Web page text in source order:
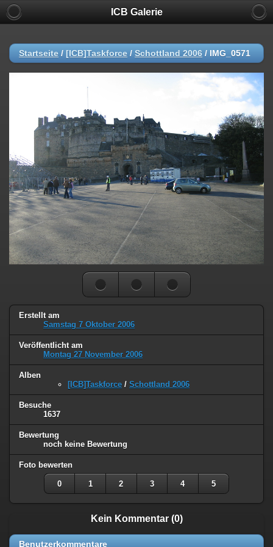
ICB Galerie
Startseite / [ICB]Taskforce / Schottland 2006 / IMG_0571
Erstellt am
Samstag 7 Oktober 2006
Veröffentlicht am
Montag 27 November 2006
Alben
[ICB]Taskforce / Schottland 2006
Besuche
1637
Bewertung
noch keine Bewertung
Foto bewerten
0 1 2 3 4 5
Kein Kommentar (0)
Benutzerkommentare